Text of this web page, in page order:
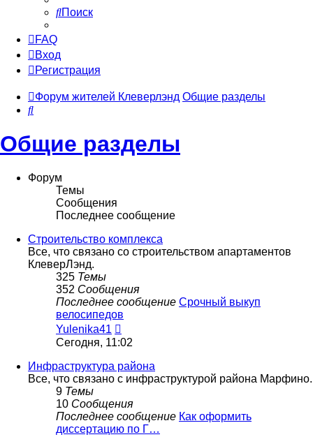
Поиск
FAQ
Вход
Регистрация
Форум жителей Клеверлэнд Общие разделы
Поиск
Общие разделы
Форум
Темы
Сообщения
Последнее сообщение
Строительство комплекса
Все, что связано со строительством апартаментов
КлеверЛэнд.
325 Темы
352 Сообщения
Последнее сообщение Срочный выкуп
велосипедов
Yulenika41
к
сообщению
Сегодня, 11:02
Инфраструктура района
Все, что связано с инфраструктурой района Марфино.
9 Темы
10 Сообщения
Последнее сообщение Как оформить
диссертацию по Г…